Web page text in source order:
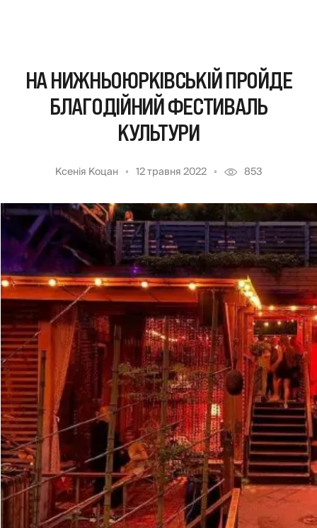
НА НИЖНЬОЮРКІВСЬКІЙ ПРОЙДЕ
БЛАГОДІЙНИЙ ФЕСТИВАЛЬ
КУЛЬТУРИ
Ксенія Коцан 12 травня 2022 853